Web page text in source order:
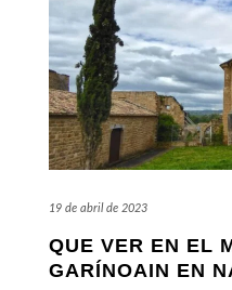
19 de abril de 2023
QUE VER EN EL
GARÍNOAIN EN